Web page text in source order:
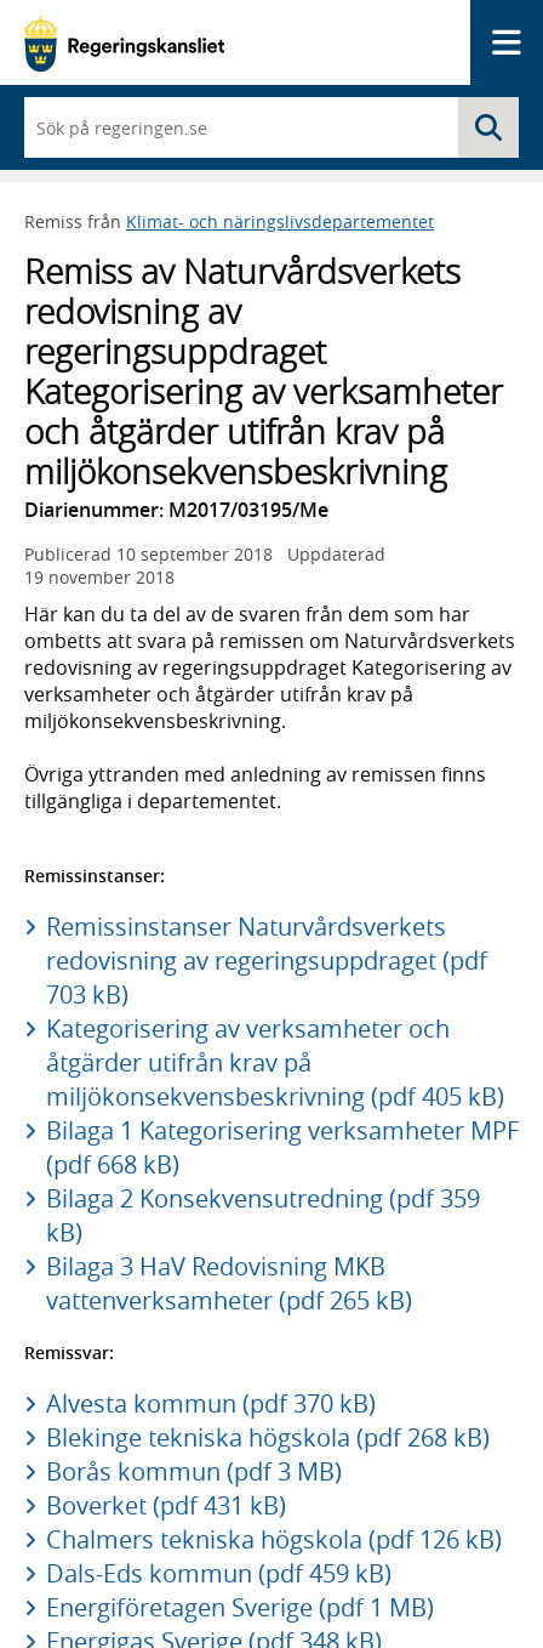
du
börjar
skriva
framträder
lista
med
sökförslag
Remiss från Klimat- och näringslivsdepartementet
Remiss av Naturvårdsverkets
redovisning av
regeringsuppdraget
Kategorisering av verksamheter
och åtgärder utifrån krav på
miljökonsekvensbeskrivning
Diarienummer: M2017/03195/Me
Publicerad 10 september 2018
Uppdaterad
19 november 2018
Här kan du ta del av de svaren från dem som har
ombetts att svara på remissen om Naturvårdsverkets
redovisning av regeringsuppdraget Kategorisering av
verksamheter och åtgärder utifrån krav på
miljökonsekvensbeskrivning.
Övriga yttranden med anledning av remissen finns
tillgängliga i departementet.
Remissinstanser:
Remissinstanser Naturvårdsverkets
redovisning av regeringsuppdraget (pdf
703 kB)
Kategorisering av verksamheter och
åtgärder utifrån krav på
miljökonsekvensbeskrivning (pdf 405 kB)
Bilaga 1 Kategorisering verksamheter MPF
(pdf 668 kB)
Bilaga 2 Konsekvensutredning (pdf 359
kB)
Bilaga 3 HaV Redovisning MKB
vattenverksamheter (pdf 265 kB)
Remissvar:
Alvesta kommun (pdf 370 kB)
Blekinge tekniska högskola (pdf 268 kB)
Borås kommun (pdf 3 MB)
Boverket (pdf 431 kB)
Chalmers tekniska högskola (pdf 126 kB)
Dals-Eds kommun (pdf 459 kB)
Energiföretagen Sverige (pdf 1 MB)
Energigas Sverige (pdf 348 kB)